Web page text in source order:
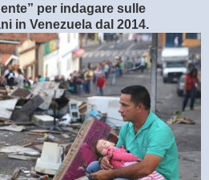
per indagare sulle
in Venezuela dal 2014.